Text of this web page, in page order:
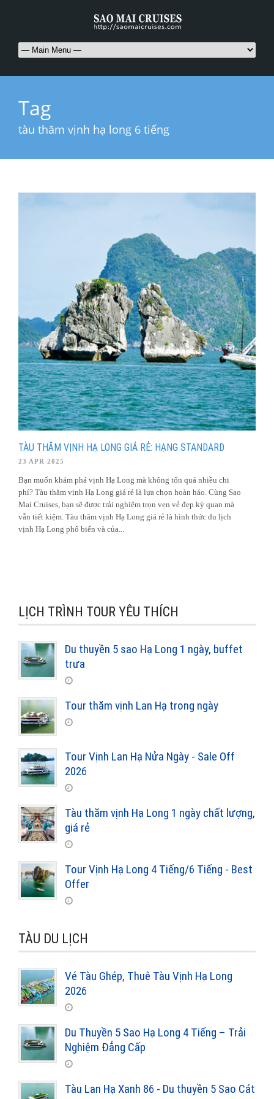
Tag
tàu thăm vịnh hạ long 6 tiếng
TÀU THĂM VỊNH HẠ LONG GIÁ RẺ: HẠNG STANDARD
23 APR 2025
Bạn muốn khám phá vịnh Hạ Long mà không tốn quá nhiều chi
phí? Tàu thăm vịnh Hạ Long giá rẻ là lựa chọn hoàn hảo. Cùng Sao
Mai Cruises, bạn sẽ được trải nghiệm trọn vẹn vẻ đẹp kỳ quan mà
vẫn tiết kiệm. Tàu thăm vịnh Hạ Long giá rẻ là hình thức du lịch
vịnh Hạ Long phổ biến và của...
LỊCH TRÌNH TOUR YÊU THÍCH
Du thuyền 5 sao Hạ Long 1 ngày, buffet
trưa
Tour thăm vịnh Lan Hạ trong ngày
Tour Vịnh Lan Hạ Nửa Ngày - Sale Off
2026
Tàu thăm vịnh Hạ Long 1 ngày chất lượng,
giá rẻ
Tour Vịnh Hạ Long 4 Tiếng/6 Tiếng - Best
Offer
TÀU DU LỊCH
Vé Tàu Ghép, Thuê Tàu Vịnh Hạ Long
2026
Du Thuyền 5 Sao Hạ Long 4 Tiếng – Trải
Nghiệm Đẳng Cấp
Tàu Lan Hạ Xanh 86 - Du thuyền 5 Sao Cát